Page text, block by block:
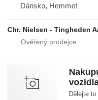
Dánsko, Hemmet
Chr. Nielsen - Tingheden
Dělejte